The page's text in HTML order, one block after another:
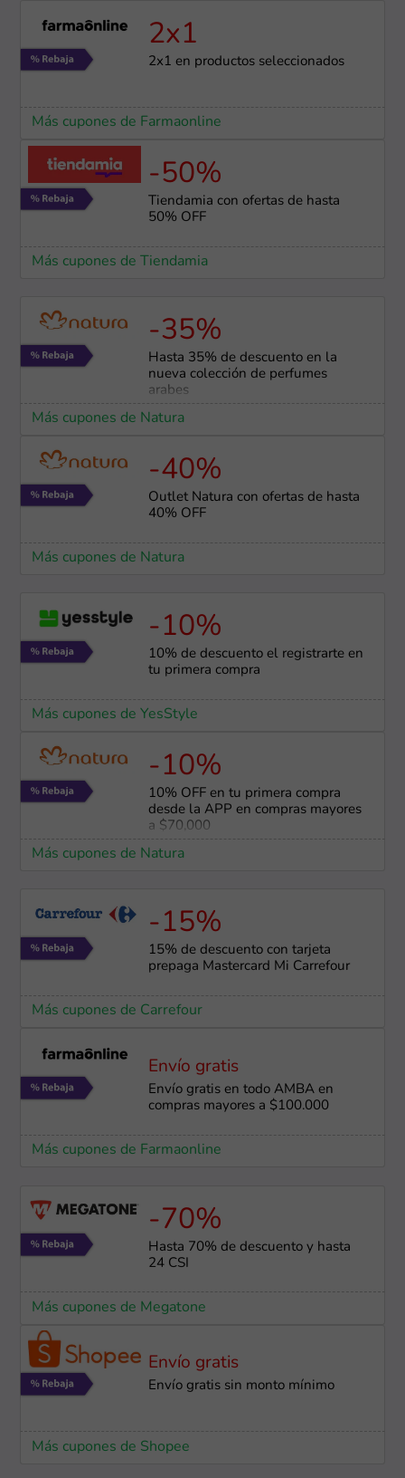
2x1
2x1 en productos seleccionados
Más cupones de Farmaonline
-50%
Tiendamia con ofertas de hasta
50% OFF
Más cupones de Tiendamia
-35%
Hasta 35% de descuento en la
nueva colección de perfumes
arabes
Más cupones de Natura
-40%
Outlet Natura con ofertas de hasta
40% OFF
Más cupones de Natura
-10%
10% de descuento el registrarte en
tu primera compra
Más cupones de YesStyle
-10%
10% OFF en tu primera compra
desde la APP en compras mayores
a $70,000
Más cupones de Natura
-15%
15% de descuento con tarjeta
prepaga Mastercard Mi Carrefour
Más cupones de Carrefour
Envío gratis
Envío gratis en todo AMBA en
compras mayores a $100.000
Más cupones de Farmaonline
-70%
Hasta 70% de descuento y hasta
24 CSI
Más cupones de Megatone
Envío gratis
Envío gratis sin monto mínimo
Más cupones de Shopee